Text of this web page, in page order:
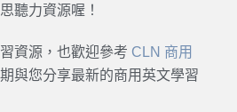
聽力資源喔！
資源，也歡迎參考 CLN 商用
與您分享最新的商用英文學習